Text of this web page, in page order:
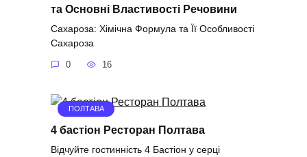
та Основні Властивості Речовини
Сахароза: Хімічна Формула та Її Особливості
Сахароза
0 16
ПОЛТАВА
4 бастіон Ресторан Полтава
Відчуйте гостинність 4 Бастіон у серці